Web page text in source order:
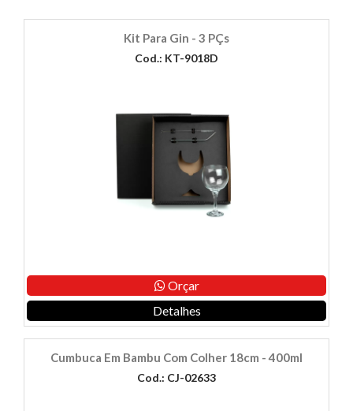
Kit Para Gin - 3 PÇs
Cod.: KT-9018D
Orçar
Detalhes
Cumbuca Em Bambu Com Colher 18cm - 400ml
Cod.: CJ-02633